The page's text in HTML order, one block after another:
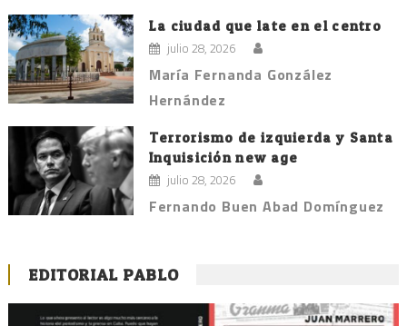
La ciudad que late en el centro
julio 28, 2026
María Fernanda González
Hernández
Terrorismo de izquierda y Santa
Inquisición new age
julio 28, 2026
Fernando Buen Abad Domínguez
EDITORIAL PABLO